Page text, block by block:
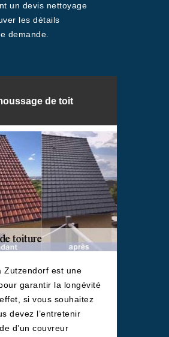
un devis nettoyage
les détails
demande.
de toit
Zutzendorf est une
garantir la longévité
si vous souhaitez
devez l’entretenir
d’un couvreur